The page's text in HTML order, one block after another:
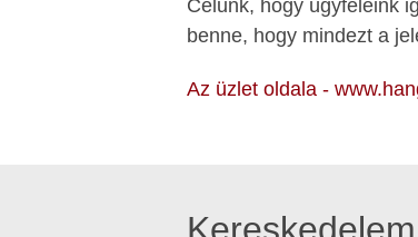
Célunk, hogy ügyfeleink
benne, hogy mindezt a
Az üzlet oldala -
Kereskedelem